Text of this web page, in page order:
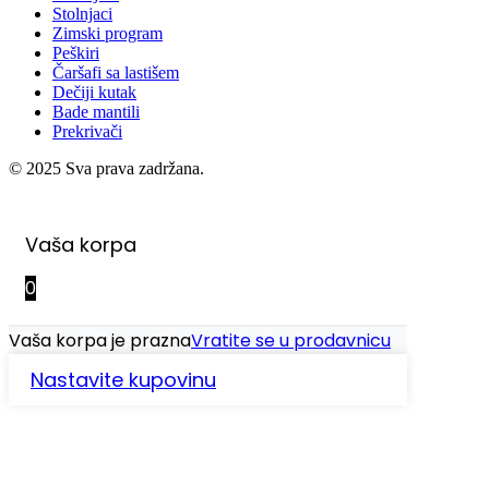
Stolnjaci
Zimski program
Peškiri
Čaršafi sa lastišem
Dečiji kutak
Bade mantili
Prekrivači
© 2025 Sva prava zadržana.
Vaša korpa
0
Vaša korpa je praznaVratite se u prodavnicu
Nastavite kupovinu